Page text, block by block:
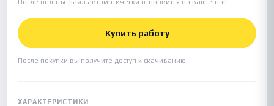
После оплаты файл автоматически отправится на ваш email.
Купить работу
После покупки вы получите доступ к скачиванию.
ХАРАКТЕРИСТИКИ